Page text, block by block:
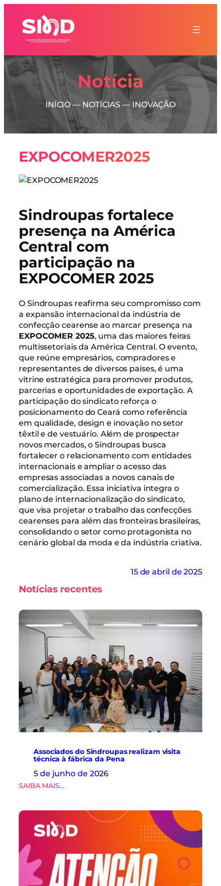
Notícia
INÍCIO— NOTÍCIAS — INOVAÇÃO
EXPOCOMER2025
Sindroupas fortalece
presença na América
Central com
participação na
EXPOCOMER 2025
O Sindroupas reafirma seu compromisso com
a expansão internacional da indústria de
confecção cearense ao marcar presença na
EXPOCOMER 2025, uma das maiores feiras
multissetoriais da América Central. O evento,
que reúne empresários, compradores e
representantes de diversos países, é uma
vitrine estratégica para promover produtos,
parcerias e oportunidades de exportação. A
participação do sindicato reforça o
posicionamento do Ceará como referência
em qualidade, design e inovação no setor
têxtil e de vestuário. Além de prospectar
novos mercados, o Sindroupas busca
fortalecer o relacionamento com entidades
internacionais e ampliar o acesso das
empresas associadas a novos canais de
comercialização. Essa iniciativa integra o
plano de internacionalização do sindicato,
que visa projetar o trabalho das confecções
cearenses para além das fronteiras brasileiras,
consolidando o setor como protagonista no
cenário global da moda e da indústria criativa.
15 de abril de 2025
Notícias recentes
Associados do Sindroupas realizam visita
técnica à fábrica da Pena
5 de junho de 2026
SAIBA MAIS…:
s
o
c
d
o
s